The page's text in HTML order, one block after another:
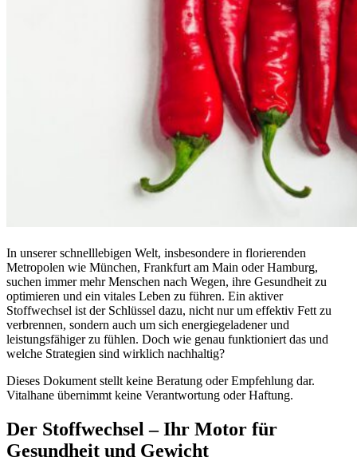
In unserer schnelllebigen Welt, insbesondere in florierenden
Metropolen wie München, Frankfurt am Main oder Hamburg,
suchen immer mehr Menschen nach Wegen, ihre Gesundheit zu
optimieren und ein vitales Leben zu führen. Ein aktiver
Stoffwechsel ist der Schlüssel dazu, nicht nur um effektiv Fett zu
verbrennen, sondern auch um sich energiegeladener und
leistungsfähiger zu fühlen. Doch wie genau funktioniert das und
welche Strategien sind wirklich nachhaltig?
Dieses Dokument stellt keine Beratung oder Empfehlung dar.
Vitalhane übernimmt keine Verantwortung oder Haftung.
Der Stoffwechsel – Ihr Motor für
Gesundheit und Gewicht